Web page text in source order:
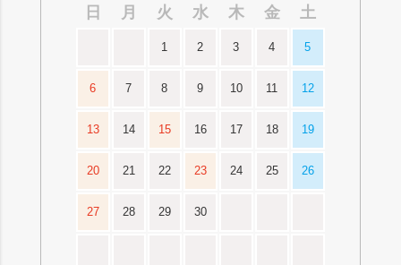
日
月 火 水 木 金 土
1 2 3 4 5
6 7 8 9 10 11 12
13 14 15 16 17 18 19
20 21 22 23 24 25 26
27 28 29 30